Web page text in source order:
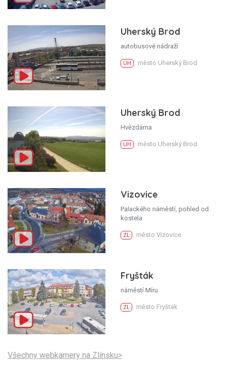
Uherský Brod
autobusové nádraží
UH město Uherský Brod
Uherský Brod
Hvězdárna
UH město Uherský Brod
Vizovice
Palackého náměstí, pohled od
kostela
ZL město Vizovice
Fryšták
náměstí Míru
ZL město Fryšták
Všechny webkamery na Zlínsku>